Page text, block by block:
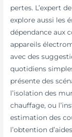
pertes. L’expert de
explore aussi les
dépendance aux
appareils
avec des
quotidiens
présente des
l’isolation des
chauffage, ou
estimation des
l’obtention